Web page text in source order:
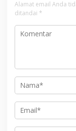
Alamat email Anda
ditandai *